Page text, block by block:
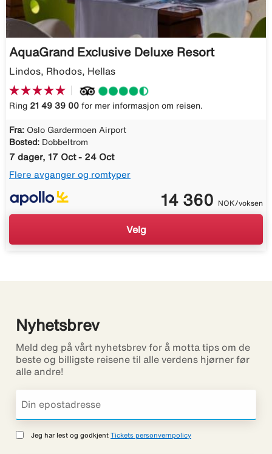
AquaGrand Exclusive Deluxe Resort
Lindos, Rhodos, Hellas
Ring 21 49 39 00 for mer informasjon om reisen.
Fra: Oslo Gardermoen Airport
Bosted: Dobbeltrom
7 dager, 17 Oct - 24 Oct
Flere avganger og romtyper
14 360 NOK/voksen
Velg
Nyhetsbrev
Meld deg på vårt nyhetsbrev for å motta tips om de
beste og billigste reisene til alle verdens hjørner før
alle andre!
Jeg har lest og godkjent Tickets personvernpolicy